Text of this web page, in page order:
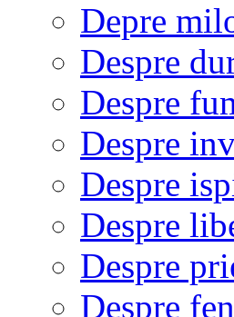
Depre
Despre
Despre
Despre
Despre
Despre
Despre
Despre